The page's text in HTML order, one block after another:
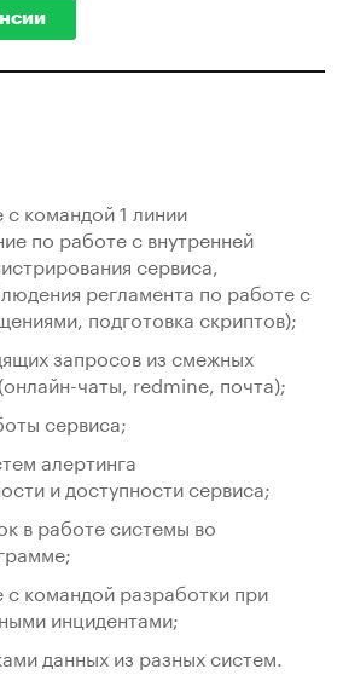
командой 1 линии
по работе с внутренней
сервиса,
регламента по работе с
подготовка скриптов);
запросов из смежных
чаты, redmine, почта);
сервиса;
алертинга
и доступности сервиса;
в работе системы во
с командой разработки при
инцидентами;
данных из разных систем.